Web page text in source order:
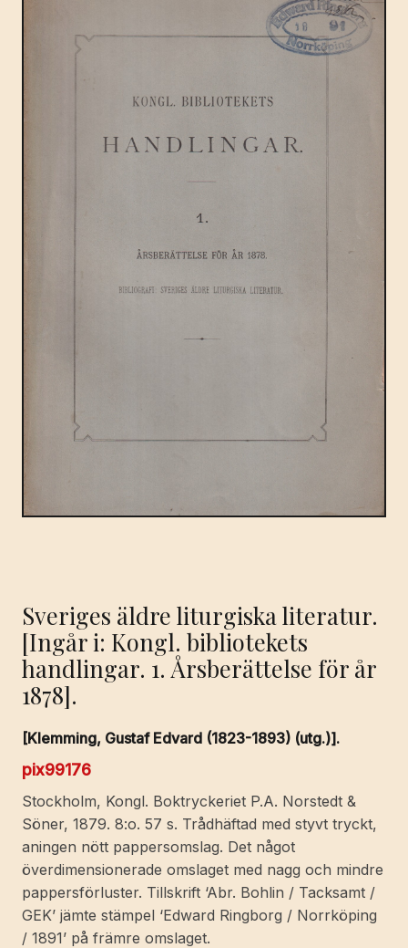
Sveriges äldre liturgiska literatur.
[Ingår i: Kongl. bibliotekets
handlingar. 1. Årsberättelse för år
1878].
[Klemming, Gustaf Edvard (1823-1893) (utg.)].
pix99176
Stockholm, Kongl. Boktryckeriet P.A. Norstedt &
Söner, 1879. 8:o. 57 s. Trådhäftad med styvt tryckt,
aningen nött pappersomslag. Det något
överdimensionerade omslaget med nagg och mindre
pappersförluster. Tillskrift ‘Abr. Bohlin / Tacksamt /
GEK’ jämte stämpel ‘Edward Ringborg / Norrköping
/ 1891’ på främre omslaget.